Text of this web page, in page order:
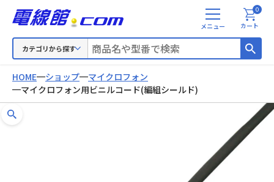
カテゴリから探す
メ
ニ
カート
0
HOME ショップ
マイクロフォン
マイクロフォン用ビニルコード(編組シールド)